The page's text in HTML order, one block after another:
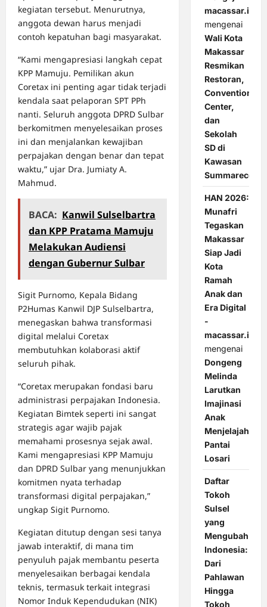
kegiatan tersebut. Menurutnya,
anggota dewan harus menjadi
contoh kepatuhan bagi masyarakat.
“Kami mengapresiasi langkah cepat
KPP Mamuju. Pemilikan akun
Coretax ini penting agar tidak terjadi
kendala saat pelaporan SPT PPh
nanti. Seluruh anggota DPRD Sulbar
berkomitmen menyelesaikan proses
ini dan menjalankan kewajiban
perpajakan dengan benar dan tepat
waktu,” ujar Dra. Jumiaty A.
Mahmud.
BACA: Kanwil Sulselbartra
dan KPP Pratama Mamuju
Melakukan Audiensi
dengan Gubernur Sulbar
Sigit Purnomo, Kepala Bidang
P2Humas Kanwil DJP Sulselbartra,
menegaskan bahwa transformasi
digital melalui Coretax
membutuhkan kolaborasi aktif
seluruh pihak.
“Coretax merupakan fondasi baru
administrasi perpajakan Indonesia.
Kegiatan Bimtek seperti ini sangat
strategis agar wajib pajak
memahami prosesnya sejak awal.
Kami mengapresiasi KPP Mamuju
dan DPRD Sulbar yang menunjukkan
komitmen nyata terhadap
transformasi digital perpajakan,”
ungkap Sigit Purnomo.
Kegiatan ditutup dengan sesi tanya
jawab interaktif, di mana tim
penyuluh pajak membantu peserta
menyelesaikan berbagai kendala
teknis, termasuk terkait integrasi
Nomor Induk Kependudukan (NIK)
macassar.id
mengenai
Wali Kota
Makassar
Resmikan
Restoran,
Convention
Center,
dan
Sekolah
SD di
Kawasan
Summarecon
HAN 2026:
Munafri
Tegaskan
Makassar
Siap Jadi
Kota
Ramah
Anak dan
Era Digital
-
macassar.id
mengenai
Dongeng
Melinda
Larutkan
Imajinasi
Anak
Menjelajah
Pantai
Losari
Daftar
Tokoh
Sulsel
yang
Mengubah
Indonesia:
Dari
Pahlawan
Hingga
Tokoh